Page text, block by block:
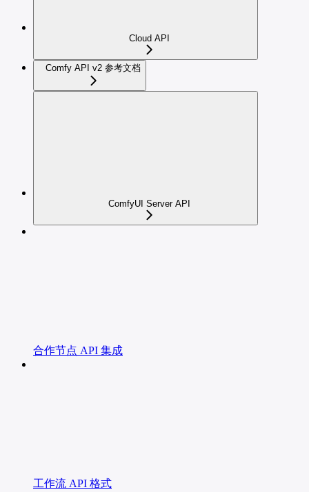
Cloud API
Comfy API v2 参考文档
ComfyUI Server API
合作节点 API 集成
工作流 API 格式